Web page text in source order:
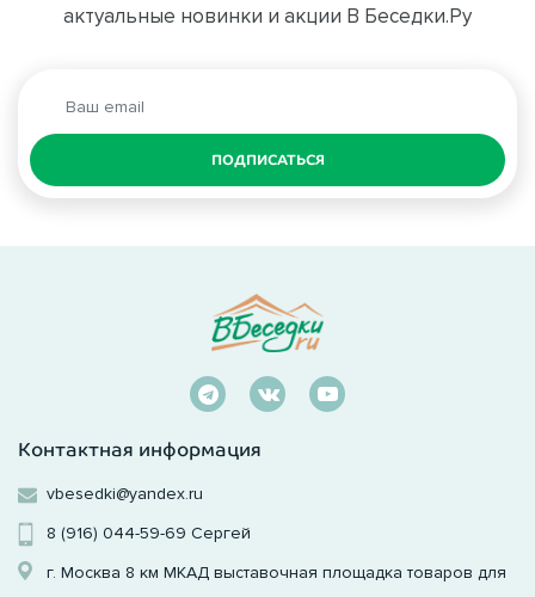
актуальные новинки и акции В Беседки.Ру
ПОДПИСАТЬСЯ
Контактная информация
vbesedki@yandex.ru
8 (916) 044-59-69 Сергей
г. Москва 8 км МКАД выставочная площадка товаров для